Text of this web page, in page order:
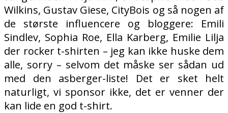
Wilkins, Gustav Giese, CityBois og så nogen af
de største influencere og bloggere: Emili
Sindlev, Sophia Roe, Ella Karberg, Emilie Lilja
der rocker t-shirten – jeg kan ikke huske dem
alle, sorry – selvom det måske ser sådan ud
med den asberger-liste! Det er sket helt
naturligt, vi sponsor ikke, det er venner der
kan lide en god t-shirt.